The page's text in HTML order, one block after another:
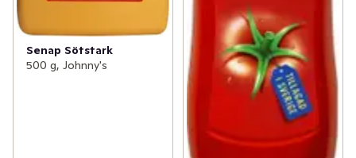
Senap Sötstark
500 g, Johnny's